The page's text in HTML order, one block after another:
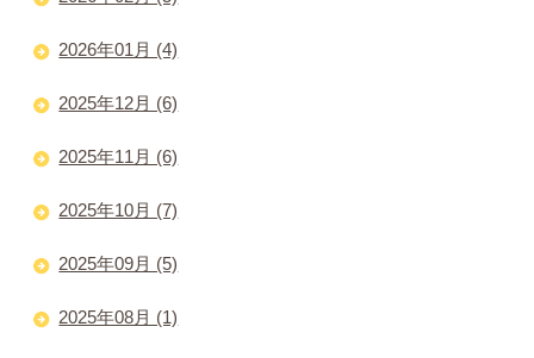
2026年01月 (4)
2025年12月 (6)
2025年11月 (6)
2025年10月 (7)
2025年09月 (5)
2025年08月 (1)